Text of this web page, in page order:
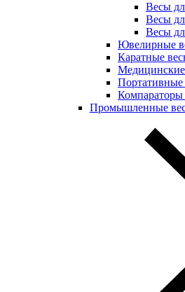
Весы
Весы
Весы
Ювелирные
Каратные
Портативные
Промышленные